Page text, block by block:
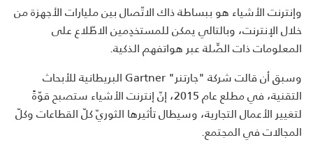
وإنترنت الأشياء هو ببساطة ذاك الاتّصال بين مليارات الأجهزة من
خلال الإنترنت، وبالتالي يمكن للمستخدِمين الاطّلاع على
المعلومات ذات الصِّلة عبر هواتفهم الذكية.
وسبق أن قالت شركة "جارتنر" Gartner البريطانية للأبحاث
التقنية، في مطلع عام 2015، إنّ إنترنت الأشياء ستصبح قوّةً
لتغيير الأعمال التجارية، وسيطال تأثيرها الثوريّ كلّ القطاعات وكلّ
المجالات في المجتمع.